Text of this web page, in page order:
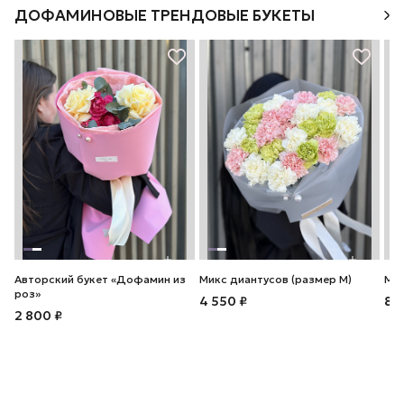
ДОФАМИНОВЫЕ ТРЕНДОВЫЕ БУКЕТЫ
Авторский букет «Дофамин из
роз»
2 800 ₽
Микс диантусов (размер М)
4 550 ₽ 8